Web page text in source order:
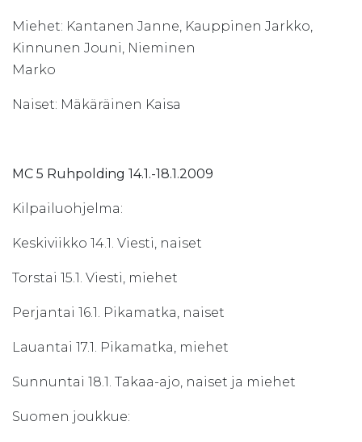
Miehet: Kantanen Janne, Kauppinen Jarkko,
Kinnunen Jouni, Nieminen
Marko
Naiset: Mäkäräinen Kaisa
MC 5 Ruhpolding 14.1.-18.1.2009
Kilpailuohjelma:
Keskiviikko 14.1. Viesti, naiset
Torstai 15.1. Viesti, miehet
Perjantai 16.1. Pikamatka, naiset
Lauantai 17.1. Pikamatka, miehet
Sunnuntai 18.1. Takaa-ajo, naiset ja miehet
Suomen joukkue: